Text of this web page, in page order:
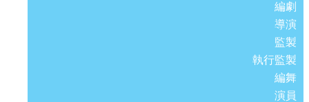
編劇
導演
監製
執行監製
編舞
演員